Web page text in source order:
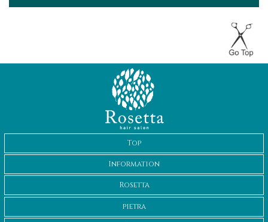
Top
Information
Rosetta
pietra